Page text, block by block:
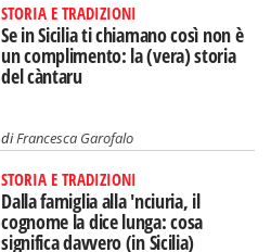
STORIA E TRADIZIONI
Se in Sicilia ti chiamano così non è
un complimento: la (vera) storia
del càntaru
diFrancesca Garofalo
STORIA E TRADIZIONI
Dalla famiglia alla 'nciuria, il
cognome la dice lunga: cosa
significa davvero (in Sicilia)